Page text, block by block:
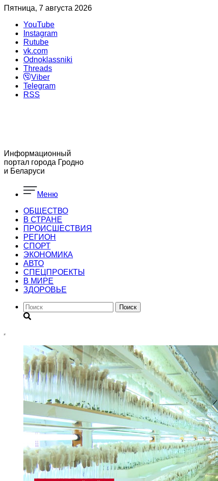
Пятница, 7 августа 2026
YouTube
Instagram
Rutube
vk.com
Odnoklassniki
Threads
Viber
Telegram
RSS
Информационный
портал города Гродно
и Беларуси
Меню
ОБЩЕСТВО
В СТРАНЕ
ПРОИСШЕСТВИЯ
РЕГИОН
CПОРТ
ЭКОНОМИКА
АВТО
СПЕЦПРОЕКТЫ
В МИРЕ
ЗДОРОВЬЕ
Поиск